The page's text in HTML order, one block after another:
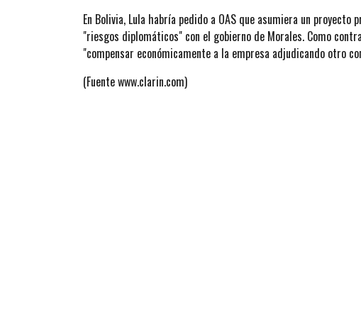
En Bolivia, Lula habría pedido a OAS que asumiera un
"riesgos diplomáticos" con el gobierno de Morales. Como
"compensar económicamente a la empresa adjudicando otro
(Fuente www.clarin.com)